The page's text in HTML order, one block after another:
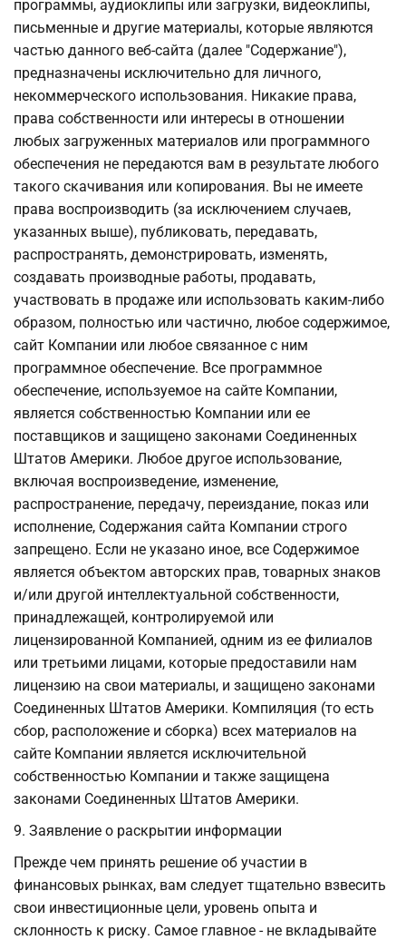
программы, аудиоклипы или загрузки, видеоклипы,
письменные и другие материалы, которые являются
частью данного веб-сайта (далее "Содержание"),
предназначены исключительно для личного,
некоммерческого использования. Никакие права,
права собственности или интересы в отношении
любых загруженных материалов или программного
обеспечения не передаются вам в результате любого
такого скачивания или копирования. Вы не имеете
права воспроизводить (за исключением случаев,
указанных выше), публиковать, передавать,
распространять, демонстрировать, изменять,
создавать производные работы, продавать,
участвовать в продаже или использовать каким-либо
образом, полностью или частично, любое содержимое,
сайт Компании или любое связанное с ним
программное обеспечение. Все программное
обеспечение, используемое на сайте Компании,
является собственностью Компании или ее
поставщиков и защищено законами Соединенных
Штатов Америки. Любое другое использование,
включая воспроизведение, изменение,
распространение, передачу, переиздание, показ или
исполнение, Содержания сайта Компании строго
запрещено. Если не указано иное, все Содержимое
является объектом авторских прав, товарных знаков
и/или другой интеллектуальной собственности,
принадлежащей, контролируемой или
лицензированной Компанией, одним из ее филиалов
или третьими лицами, которые предоставили нам
лицензию на свои материалы, и защищено законами
Соединенных Штатов Америки. Компиляция (то есть
сбор, расположение и сборка) всех материалов на
сайте Компании является исключительной
собственностью Компании и также защищена
законами Соединенных Штатов Америки.
9. Заявление о раскрытии информации
Прежде чем принять решение об участии в
финансовых рынках, вам следует тщательно взвесить
свои инвестиционные цели, уровень опыта и
склонность к риску. Самое главное - не вкладывайте